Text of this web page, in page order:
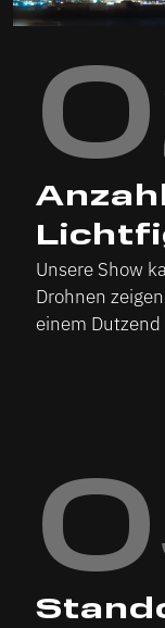
Unsere Show
Drohnen
einem